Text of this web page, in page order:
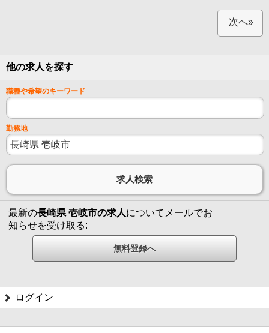
次へ»
他の求人を探す
職種や希望のキーワード
勤務地
最新の長崎県 壱岐市の求人についてメールでお
知らせを受け取る:
ログイン